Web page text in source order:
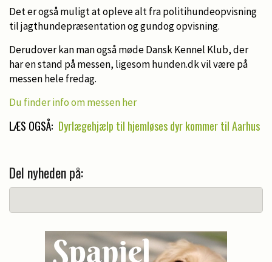
Det er også muligt at opleve alt fra politihundeopvisning
til jagthundepræsentation og gundog opvisning.
Derudover kan man også møde Dansk Kennel Klub, der
har en stand på messen, ligesom hunden.dk vil være på
messen hele fredag.
Du finder info om messen her
LÆS OGSÅ: Dyrlægehjælp til hjemløses dyr kommer til Aarhus
Del nyheden på: